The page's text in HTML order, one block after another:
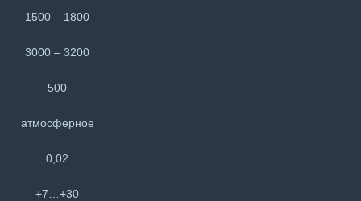
1500 – 1800
3000 – 3200
500
атмосферное
0,02
+7…+30